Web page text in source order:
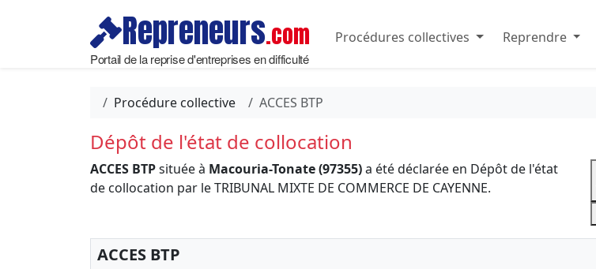
Repreneurs.com
Portail de la reprise d'entreprises en difficulté
Procédures collectives Reprendre
Procédure collective ACCES BTP
Dépôt de l'état de collocation
ACCES BTPsituée à Macouria-Tonate (97355)a été déclarée en Dépôt de l'état
de collocation par le TRIBUNAL MIXTE DE COMMERCE DE CAYENNE.
ACCES BTP